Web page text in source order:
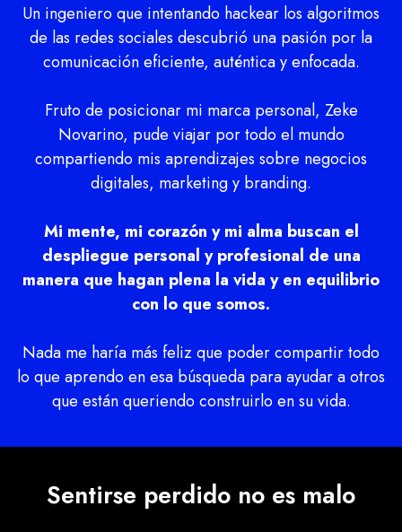
Un ingeniero que intentando hackear los algoritmos
de las redes sociales descubrió una pasión por la
comunicación eficiente, auténtica y enfocada.
Fruto de posicionar mi marca personal, Zeke
Novarino, pude viajar por todo el mundo
compartiendo mis aprendizajes sobre negocios
digitales, marketing y branding.
Mi mente, mi corazón y mi alma buscan el
despliegue personal y profesional de una
manera que hagan plena la vida y en equilibrio
con lo que somos.
Nada me haría más feliz que poder compartir todo
lo que aprendo en esa búsqueda para ayudar a otros
que están queriendo construirlo en su vida.
Sentirse perdido no es malo